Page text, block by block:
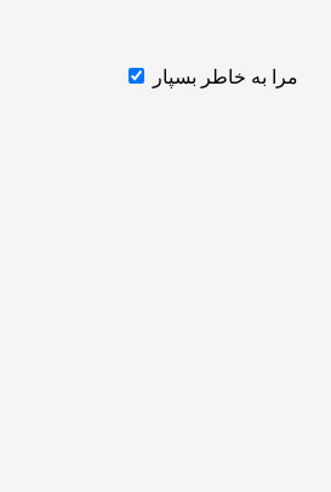
مرا به خاطر بسپار